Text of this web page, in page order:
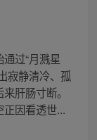
过“月溅星
寂静清冷、孤
肝肠寸断。
因看透世...